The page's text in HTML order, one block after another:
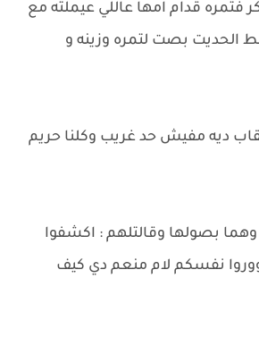
فتمره قدام امها عاللي عيملته مع
الحديت بصت لتمره وزينه و
ديه مفيش حد غريب وكلنا حريم
بصولها وقالتلهم : اكشفوا
نفسكم لام منعم دي كيف